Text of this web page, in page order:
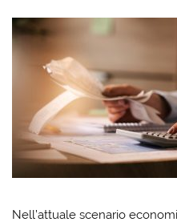
Nell’attuale scenario